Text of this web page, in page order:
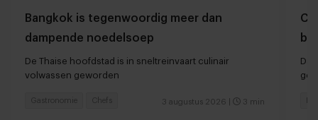
Bangkok is tegenwoordig meer dan
dampende noedelsoep
De Thaise hoofdstad is in sneltreinvaart culinair
volwassen geworden
3 augustus 2026 3 min
Gastronomie Chefs